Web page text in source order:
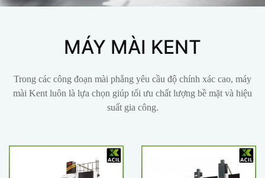
MÁY MÀI KENT
Trong các công đoạn mài phẳng yêu cầu độ chính xác cao, máy
mài Kent luôn là lựa chọn giúp tối ưu chất lượng bề mặt và hiệu
suất gia công.